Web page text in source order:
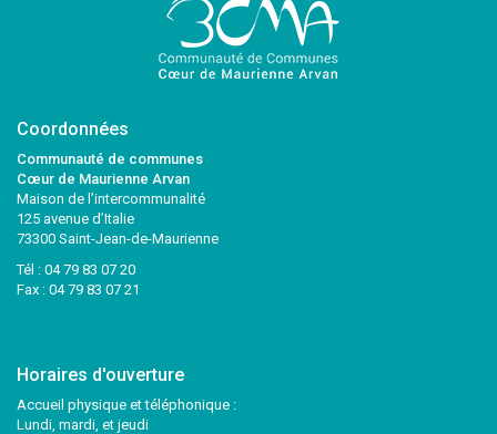
Coordonnées
Communauté de communes
Cœur de Maurienne Arvan
Maison de l’intercommunalité
125 avenue d’Italie
73300 Saint-Jean-de-Maurienne
Tél : 04 79 83 07 20
Fax : 04 79 83 07 21
Horaires d'ouverture
Accueil physique et téléphonique :
Lundi, mardi, et jeudi